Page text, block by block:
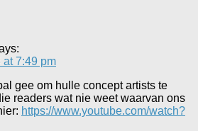
at 7:49 pm
gee om hulle concept artists te
readers wat nie weet waarvan ons
https://www.youtube.com/watch?